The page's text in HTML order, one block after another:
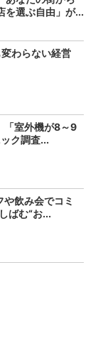
を選ぶ自由」が...
わらない経営
「室外機が8～9
ク調査...
や飲み会でコミ
ばむ“お...